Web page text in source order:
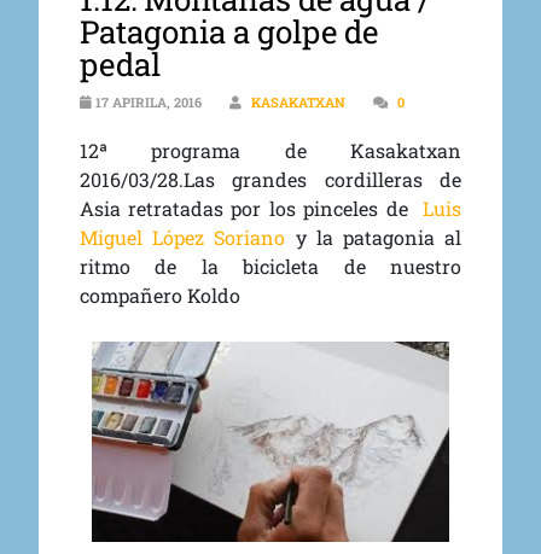
Patagonia a golpe de
pedal
17 APIRILA, 2016 KASAKATXAN 0
12ª programa de Kasakatxan
2016/03/28.Las grandes cordilleras de
Asia retratadas por los pinceles deLuis
Miguel López Soriano y la patagonia al
ritmo de la bicicleta de nuestro
compañero Koldo